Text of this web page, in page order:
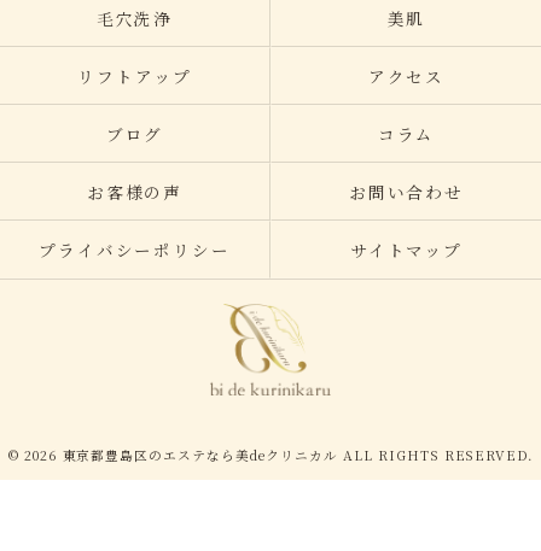
毛穴洗浄 美肌
リフトアップ アクセス
ブログ コラム
お客様の声 お問い合わせ
プライバシーポリシー サイトマップ
© 2026 東京都豊島区のエステなら美deクリニカル ALL RIGHTS RESERVED.